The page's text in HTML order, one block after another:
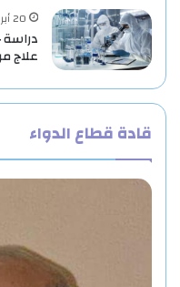
20 أبريل، 2025
علاج
قادة قطاع الدواء